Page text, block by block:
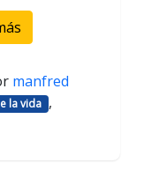
manfred
la vida ,